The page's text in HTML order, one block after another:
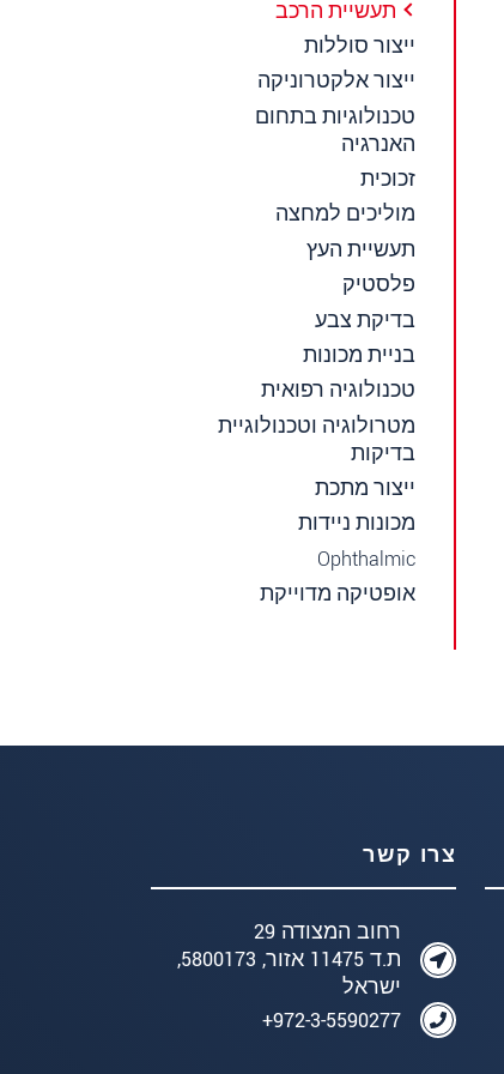
תעשיית הרכב
ייצור סוללות
ייצור אלקטרוניקה
טכנולוגיות בתחום
האנרגיה
זכוכית
מוליכים למחצה
תעשיית העץ
פלסטיק
בדיקת צבע
בניית מכונות
טכנולוגיה רפואית
מטרולוגיה וטכנולוגיית
בדיקות
ייצור מתכת
מכונות ניידות
Ophthalmic
אופטיקה מדוייקת
צרו קשר
רחוב המצודה 29
ת.ד 11475 אזור, 5800173,
ישראל
972-3-5590277+